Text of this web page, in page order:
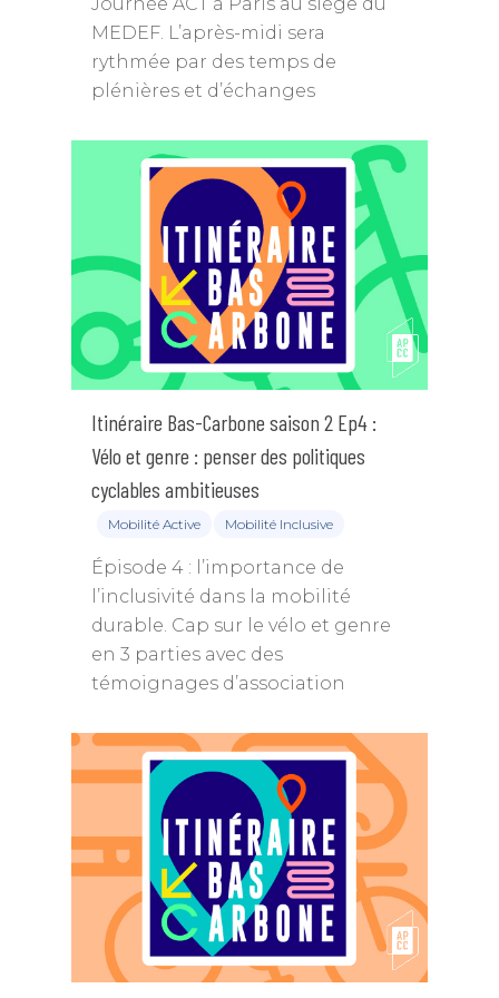
MEDEF. L’après-midi sera
rythmée par des temps de
plénières et d’échanges
Itinéraire Bas-Carbone saison 2 Ep4 :
Vélo et genre : penser des politiques
cyclables ambitieuses
Mobilité Active Mobilité Inclusive
Épisode 4 : l’importance de
l’inclusivité dans la mobilité
durable. Cap sur le vélo et genre
en 3 parties avec des
témoignages d’association